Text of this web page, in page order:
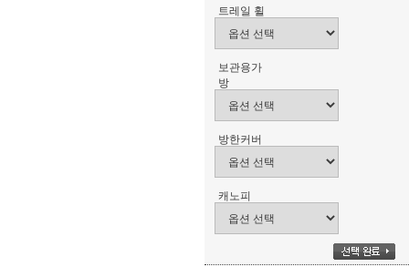
트레일 휠
보관용가
방
방한커버
캐노피